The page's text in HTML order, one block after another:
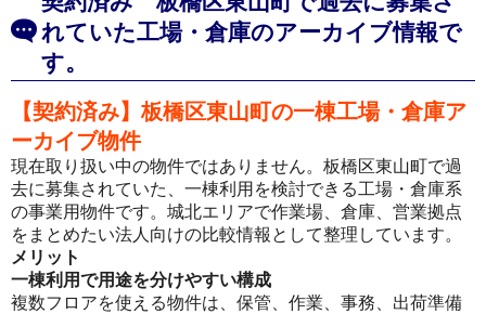
れていた工場・倉庫のアーカイブ情報で
す。
【契約済み】板橋区東山町の一棟工場・倉庫ア
ーカイブ物件
現在取り扱い中の物件ではありません。板橋区東山町で過
去に募集されていた、一棟利用を検討できる工場・倉庫系
の事業用物件です。城北エリアで作業場、倉庫、営業拠点
をまとめたい法人向けの比較情報として整理しています。
メリット
一棟利用で用途を分けやすい構成
複数フロアを使える物件は、保管、作業、事務、出荷準備